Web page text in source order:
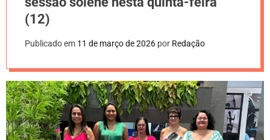
(12)
Publicado em 11 de março de 2026 por Redação